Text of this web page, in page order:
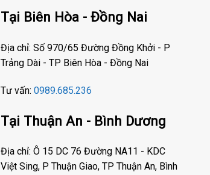
Tại Biên Hòa - Đồng Nai
Địa chỉ: Số 970/65 Đường Đồng Khởi - P
Trảng Dài - TP Biên Hòa - Đồng Nai
Tư vấn:0989.685.236
Tại Thuận An - Bình Dương
Địa chỉ: Ô 15 DC 76 Đường NA11 - KDC
Việt Sing, P Thuận Giao, TP Thuận An, Bình